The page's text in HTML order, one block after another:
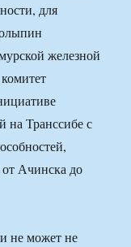
для
железной
на Транссибе с
Ачинска до
не может не